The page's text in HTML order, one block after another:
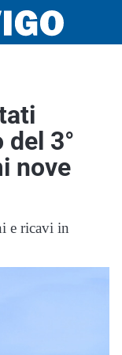
3°
nove
e ricavi in